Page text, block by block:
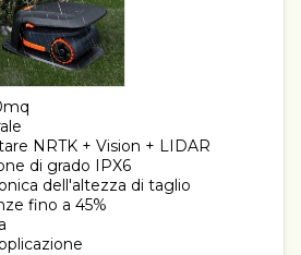
NRTK + Vision + LIDAR
di grado IPX6
dell'altezza di taglio
fino a 45%